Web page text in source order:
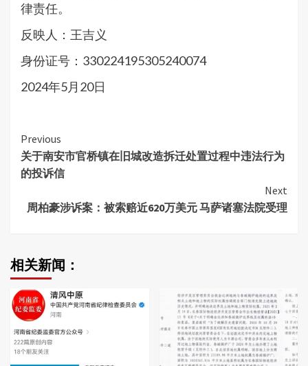
律责任。
反映人：王吉义
身份证号：330224195305240074
2024年5月20日
Continue
Reading
Previous
关于南安市官桥镇在旧城改造拆迁处置过程中违法行为
的投诉信
Next
周柏豪涉诉案：被索赔近620万美元 马萨诸塞法院受理
相关新闻：